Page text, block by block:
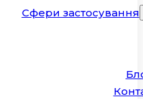
Сфери застосування